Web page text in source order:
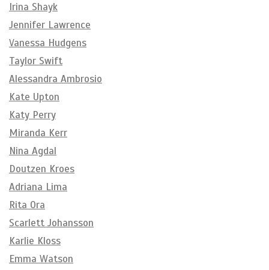
Irina Shayk
Jennifer Lawrence
Vanessa Hudgens
Taylor Swift
Alessandra Ambrosio
Kate Upton
Katy Perry
Miranda Kerr
Nina Agdal
Doutzen Kroes
Adriana Lima
Rita Ora
Scarlett Johansson
Karlie Kloss
Emma Watson